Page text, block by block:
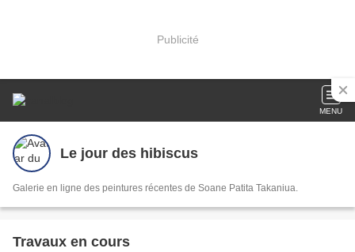
Publicité
MENU
Le jour des hibiscus
Galerie en ligne des peintures récentes de Soane Patita Takaniua.
Travaux en cours